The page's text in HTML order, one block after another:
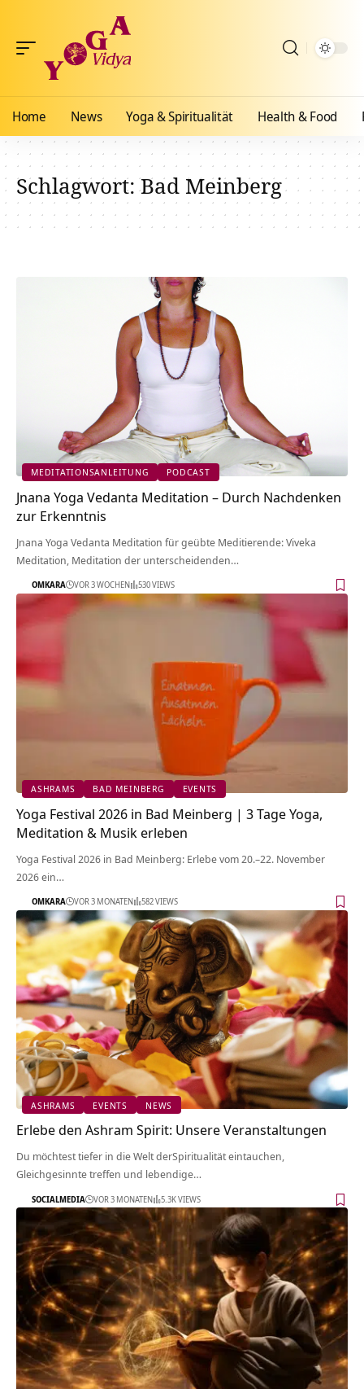
Home News Yoga & Spiritualität Health & Food
Schlagwort:Bad Meinberg
MEDITATIONSANLEITUNG PODCAST
Jnana Yoga Vedanta Meditation – Durch Nachdenken
zur Erkenntnis
Jnana Yoga Vedanta Meditation für geübte Meditierende: Viveka
Meditation, Meditation der unterscheidenden…
OMKARA VOR 3 WOCHEN 530 VIEWS
ASHRAMS BAD MEINBERG EVENTS
Yoga Festival 2026 in Bad Meinberg | 3 Tage Yoga,
Meditation & Musik erleben
Yoga Festival 2026 in Bad Meinberg: Erlebe vom 20.–22. November
2026 ein…
OMKARA VOR 3 MONATEN 582 VIEWS
ASHRAMS EVENTS NEWS
Erlebe den Ashram Spirit: Unsere Veranstaltungen
Du möchtest tiefer in die Welt derSpiritualität eintauchen,
Gleichgesinnte treffen und lebendige…
SOCIALMEDIA VOR 3 MONATEN 5.3K VIEWS